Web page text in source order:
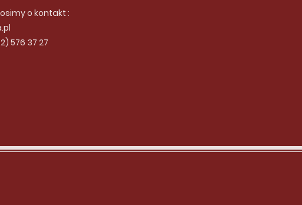
o kontakt :
576 37 27